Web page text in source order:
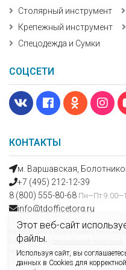
Этот веб-сайт
файлы.
Используя сайт, вы
данных в Cookies для
КОНТАКТЫ
м. Варшавская,
+7 (495) 212-12-39
8 (800) 555-80-68 Пн—Пт
info@tdofficetorg.ru
Мы получаем и обрабатываем
соответствии с
персональных данных, вам необходимо
Столярный инструмент
Крепежный инструмент
Спецодежда и Сумки
СОЦСЕТИ